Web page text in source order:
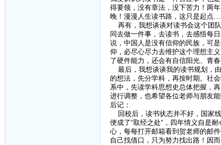
得要领，没有章法，没下苦力！两
晚！漫漫人生读书路，这只是起点
再有，我想谈谈对读书会这个团
同去做一件事，去读书，去感悟每
说，中国人是没有信仰的民族，可
仰，必尽心尽力去维护这个理想主
了硬件能力，还会有自信阳光、青
最后，我想谈谈我的读书规划，
的想法，先分学科，再按时期。社
系中，先读学科思想史总体把握，
进行调整，也希望各位老师与朋友
后记：
回校后，读书状态并不好，国家
便成了“取经之处”，四年情义自是
心，每每打开邮箱看到贺老师的邮
自己找借口，只为努力找出路！因